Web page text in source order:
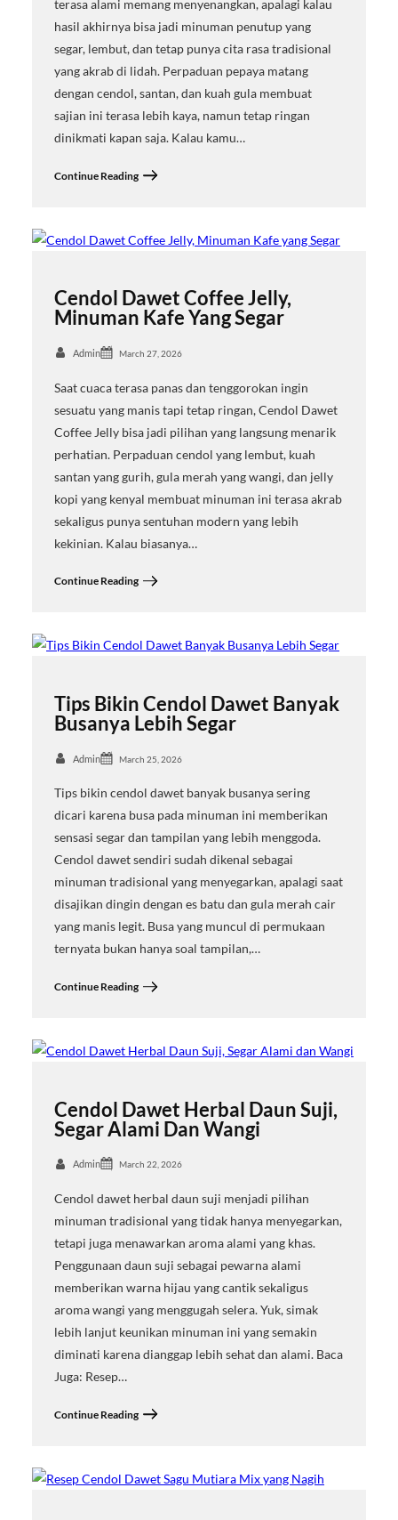
terasa alami memang menyenangkan, apalagi kalau
hasil akhirnya bisa jadi minuman penutup yang
segar, lembut, dan tetap punya cita rasa tradisional
yang akrab di lidah. Perpaduan pepaya matang
dengan cendol, santan, dan kuah gula membuat
sajian ini terasa lebih kaya, namun tetap ringan
dinikmati kapan saja. Kalau kamu…
Continue Reading
Cendol Dawet Coffee Jelly,
Minuman Kafe Yang Segar
Admin March 27, 2026
Saat cuaca terasa panas dan tenggorokan ingin
sesuatu yang manis tapi tetap ringan, Cendol Dawet
Coffee Jelly bisa jadi pilihan yang langsung menarik
perhatian. Perpaduan cendol yang lembut, kuah
santan yang gurih, gula merah yang wangi, dan jelly
kopi yang kenyal membuat minuman ini terasa akrab
sekaligus punya sentuhan modern yang lebih
kekinian. Kalau biasanya…
Continue Reading
Tips Bikin Cendol Dawet Banyak
Busanya Lebih Segar
Admin March 25, 2026
Tips bikin cendol dawet banyak busanya sering
dicari karena busa pada minuman ini memberikan
sensasi segar dan tampilan yang lebih menggoda.
Cendol dawet sendiri sudah dikenal sebagai
minuman tradisional yang menyegarkan, apalagi saat
disajikan dingin dengan es batu dan gula merah cair
yang manis legit. Busa yang muncul di permukaan
ternyata bukan hanya soal tampilan,…
Continue Reading
Cendol Dawet Herbal Daun Suji,
Segar Alami Dan Wangi
Admin March 22, 2026
Cendol dawet herbal daun suji menjadi pilihan
minuman tradisional yang tidak hanya menyegarkan,
tetapi juga menawarkan aroma alami yang khas.
Penggunaan daun suji sebagai pewarna alami
memberikan warna hijau yang cantik sekaligus
aroma wangi yang menggugah selera. Yuk, simak
lebih lanjut keunikan minuman ini yang semakin
diminati karena dianggap lebih sehat dan alami. Baca
Juga: Resep…
Continue Reading